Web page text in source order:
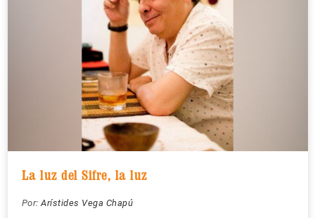
La luz del Sifre, la luz
Por: Arístides Vega Chapú